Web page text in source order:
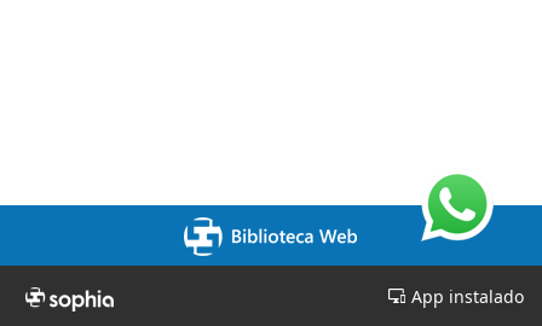
App instalado